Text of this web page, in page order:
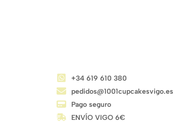
+34 619 610 380
pedidos@1001cupcakesvigo.es
Pago seguro
ENVÍO VIGO 6€